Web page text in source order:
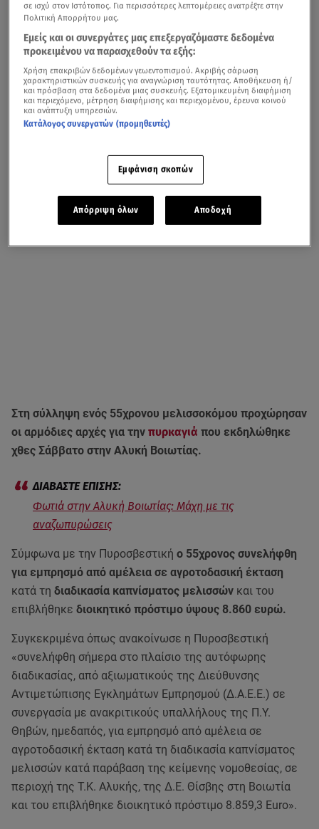
Στη σύλληψη ενός 55χρονου μελισσοκόμου προχώρησαν
οι αρμόδιες αρχές για την πυρκαγιά που εκδηλώθηκε
χθες Σάββατο στην Αλυκή Βοιωτίας.
Φωτιά στην Αλυκή Βοιωτίας: Μάχη με τις
αναζωπυρώσεις
Σύμφωνα με την Πυροσβεστική ο 55χρονος συνελήφθη
για εμπρησμό από αμέλεια σε αγροτοδασική έκταση
κατά τη διαδικασία καπνίσματος μελισσών και του
επιβλήθηκε διοικητικό πρόστιμο ύψους 8.860 ευρώ.
Συγκεκριμένα όπως ανακοίνωσε η Πυροσβεστική
«συνελήφθη σήμερα στο πλαίσιο της αυτόφωρης
διαδικασίας, από αξιωματικούς της Διεύθυνσης
Αντιμετώπισης Εγκλημάτων Εμπρησμού (Δ.Α.Ε.Ε.) σε
συνεργασία με ανακριτικούς υπαλλήλους της Π.Υ.
Θηβών, ημεδαπός, για εμπρησμό από αμέλεια σε
αγροτοδασική έκταση κατά τη διαδικασία καπνίσματος
μελισσών κατά παράβαση της κείμενης νομοθεσίας, σε
περιοχή της Τ.Κ. Αλυκής, της Δ.Ε. Θίσβης στη Βοιωτία
και του επιβλήθηκε διοικητικό πρόστιμο 8.859,3 Euro».
σε ισχύ στον Ιστότοπος. Για περισσότερες λεπτομέρειες ανατρέξτε στην
Πολιτική Απορρήτου μας.
Εμείς και οι συνεργάτες μας επεξεργαζόμαστε δεδομένα
προκειμένου να παρασχεθούν τα εξής:
Χρήση επακριβών δεδομένων γεωεντοπισμού. Ακριβής σάρωση
χαρακτηριστικών συσκευής για αναγνώριση ταυτότητας. Αποθήκευση ή/
και πρόσβαση στα δεδομένα μιας συσκευής. Εξατομικευμένη διαφήμιση
και περιεχόμενο, μέτρηση διαφήμισης και περιεχομένου, έρευνα κοινού
και ανάπτυξη υπηρεσιών.
Κατάλογος συνεργατών (προμηθευτές)
Εμφάνιση σκοπών
Απόρριψη όλων Αποδοχή